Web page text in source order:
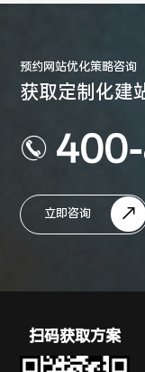
预约网站优化策略咨询
获取定制化建
立即咨询
扫码获取方案